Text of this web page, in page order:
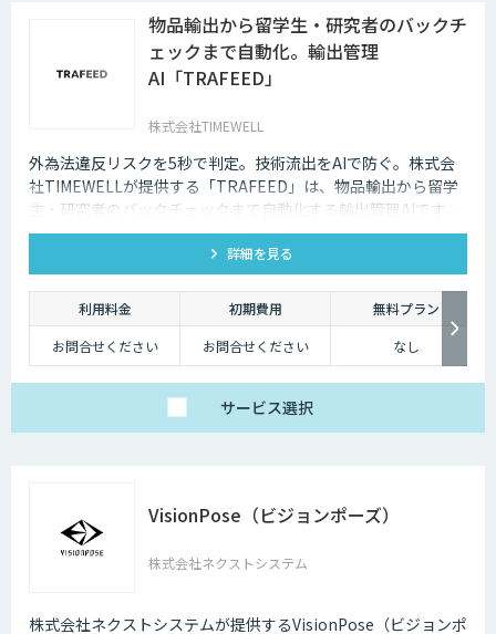
物品輸出から留学生・研究者のバックチ
ェックまで自動化。輸出管理
AI「TRAFEED」
株式会社TIMEWELL
外為法違反リスクを5秒で判定。技術流出をAIで防ぐ。株式会
社TIMEWELLが提供する「TRAFEED」は、物品輸出から留学
生・研究者のバックチェックまで自動化する輸出管理AIです 。
複雑な規制判定を5秒で完了し 、高度なネットワーク分析で目
に見えない流出リスクを最小化します 。
詳細を見る
利用料金 初期費用
無料プラン
お問合せください
お問合せください なし
サービス選択
VisionPose（ビジョンポーズ）
株式会社ネクストシステム
株式会社ネクストシステムが提供するVisionPose（ビジョンポ